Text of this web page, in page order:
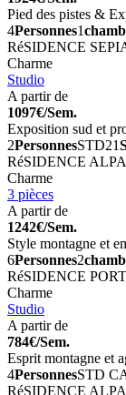
Pied des pistes &
4Personnes1
RéSIDENCE
Charme
Studio
A partir de
1097€/Sem.
Exposition sud et
2PersonnesSTD21
RéSIDENCE
Charme
3 pièces
A partir de
1242€/Sem.
Style montagne et
6Personnes2
RéSIDENCE
Charme
Studio
A partir de
784€/Sem.
Esprit montagne et
4PersonnesSTD
RéSIDENCE